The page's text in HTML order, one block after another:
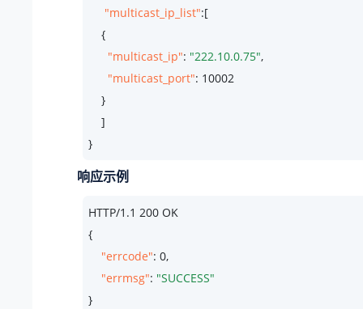
"multicast_ip_list":[
    {
"multicast_ip": "222.10.0.75",
"multicast_port": 10002
    }
    ]
}
响应示例
HTTP/1.1 200 OK
{
"errcode": 0,
"errmsg": "SUCCESS"
}